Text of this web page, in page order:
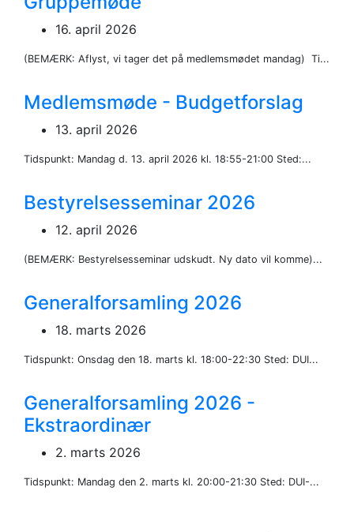
16. april 2026
(BEMÆRK: Aflyst, vi tager det på medlemsmødet mandag) Ti...
Medlemsmøde - Budgetforslag
13. april 2026
Tidspunkt: Mandag d. 13. april 2026 kl. 18:55-21:00 Sted:...
Bestyrelsesseminar 2026
12. april 2026
(BEMÆRK: Bestyrelsesseminar udskudt. Ny dato vil komme)...
Generalforsamling 2026
18. marts 2026
Tidspunkt: Onsdag den 18. marts kl. 18:00-22:30 Sted: DUI...
Generalforsamling 2026 -
Ekstraordinær
2. marts 2026
Tidspunkt: Mandag den 2. marts kl. 20:00-21:30 Sted: DUI-...